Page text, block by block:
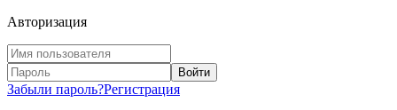
Авторизация
Войти
Забыли пароль?Регистрация